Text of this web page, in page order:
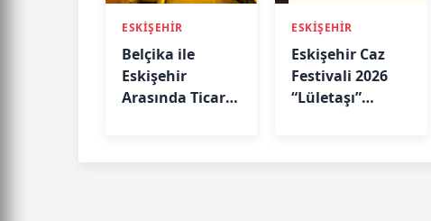
ESKİŞEHİR
Belçika ile
Eskişehir
Arasında Ticari
ESKİŞEHİR
Eskişehir Caz
Festivali 2026
“Lületaşı”